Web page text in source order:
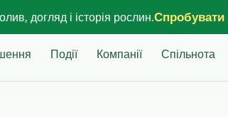
догляд і історія рослин.
Події Компанії Спільнота